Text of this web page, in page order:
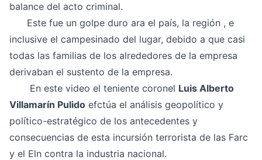
balance del acto criminal.
Este fue un golpe duro ara el país, la región , e
inclusive el campesinado del lugar, debido a que casi
todas las familias de los alrededores de la empresa
derivaban el sustento de la empresa.
En este video el teniente coronel Luis Alberto
Villamarín Pulido efctúa el análisis geopolítico y
político-estratégico de los antecedentes y
consecuencias de esta incursión terrorista de las Farc
y el Eln contra la industria nacional.